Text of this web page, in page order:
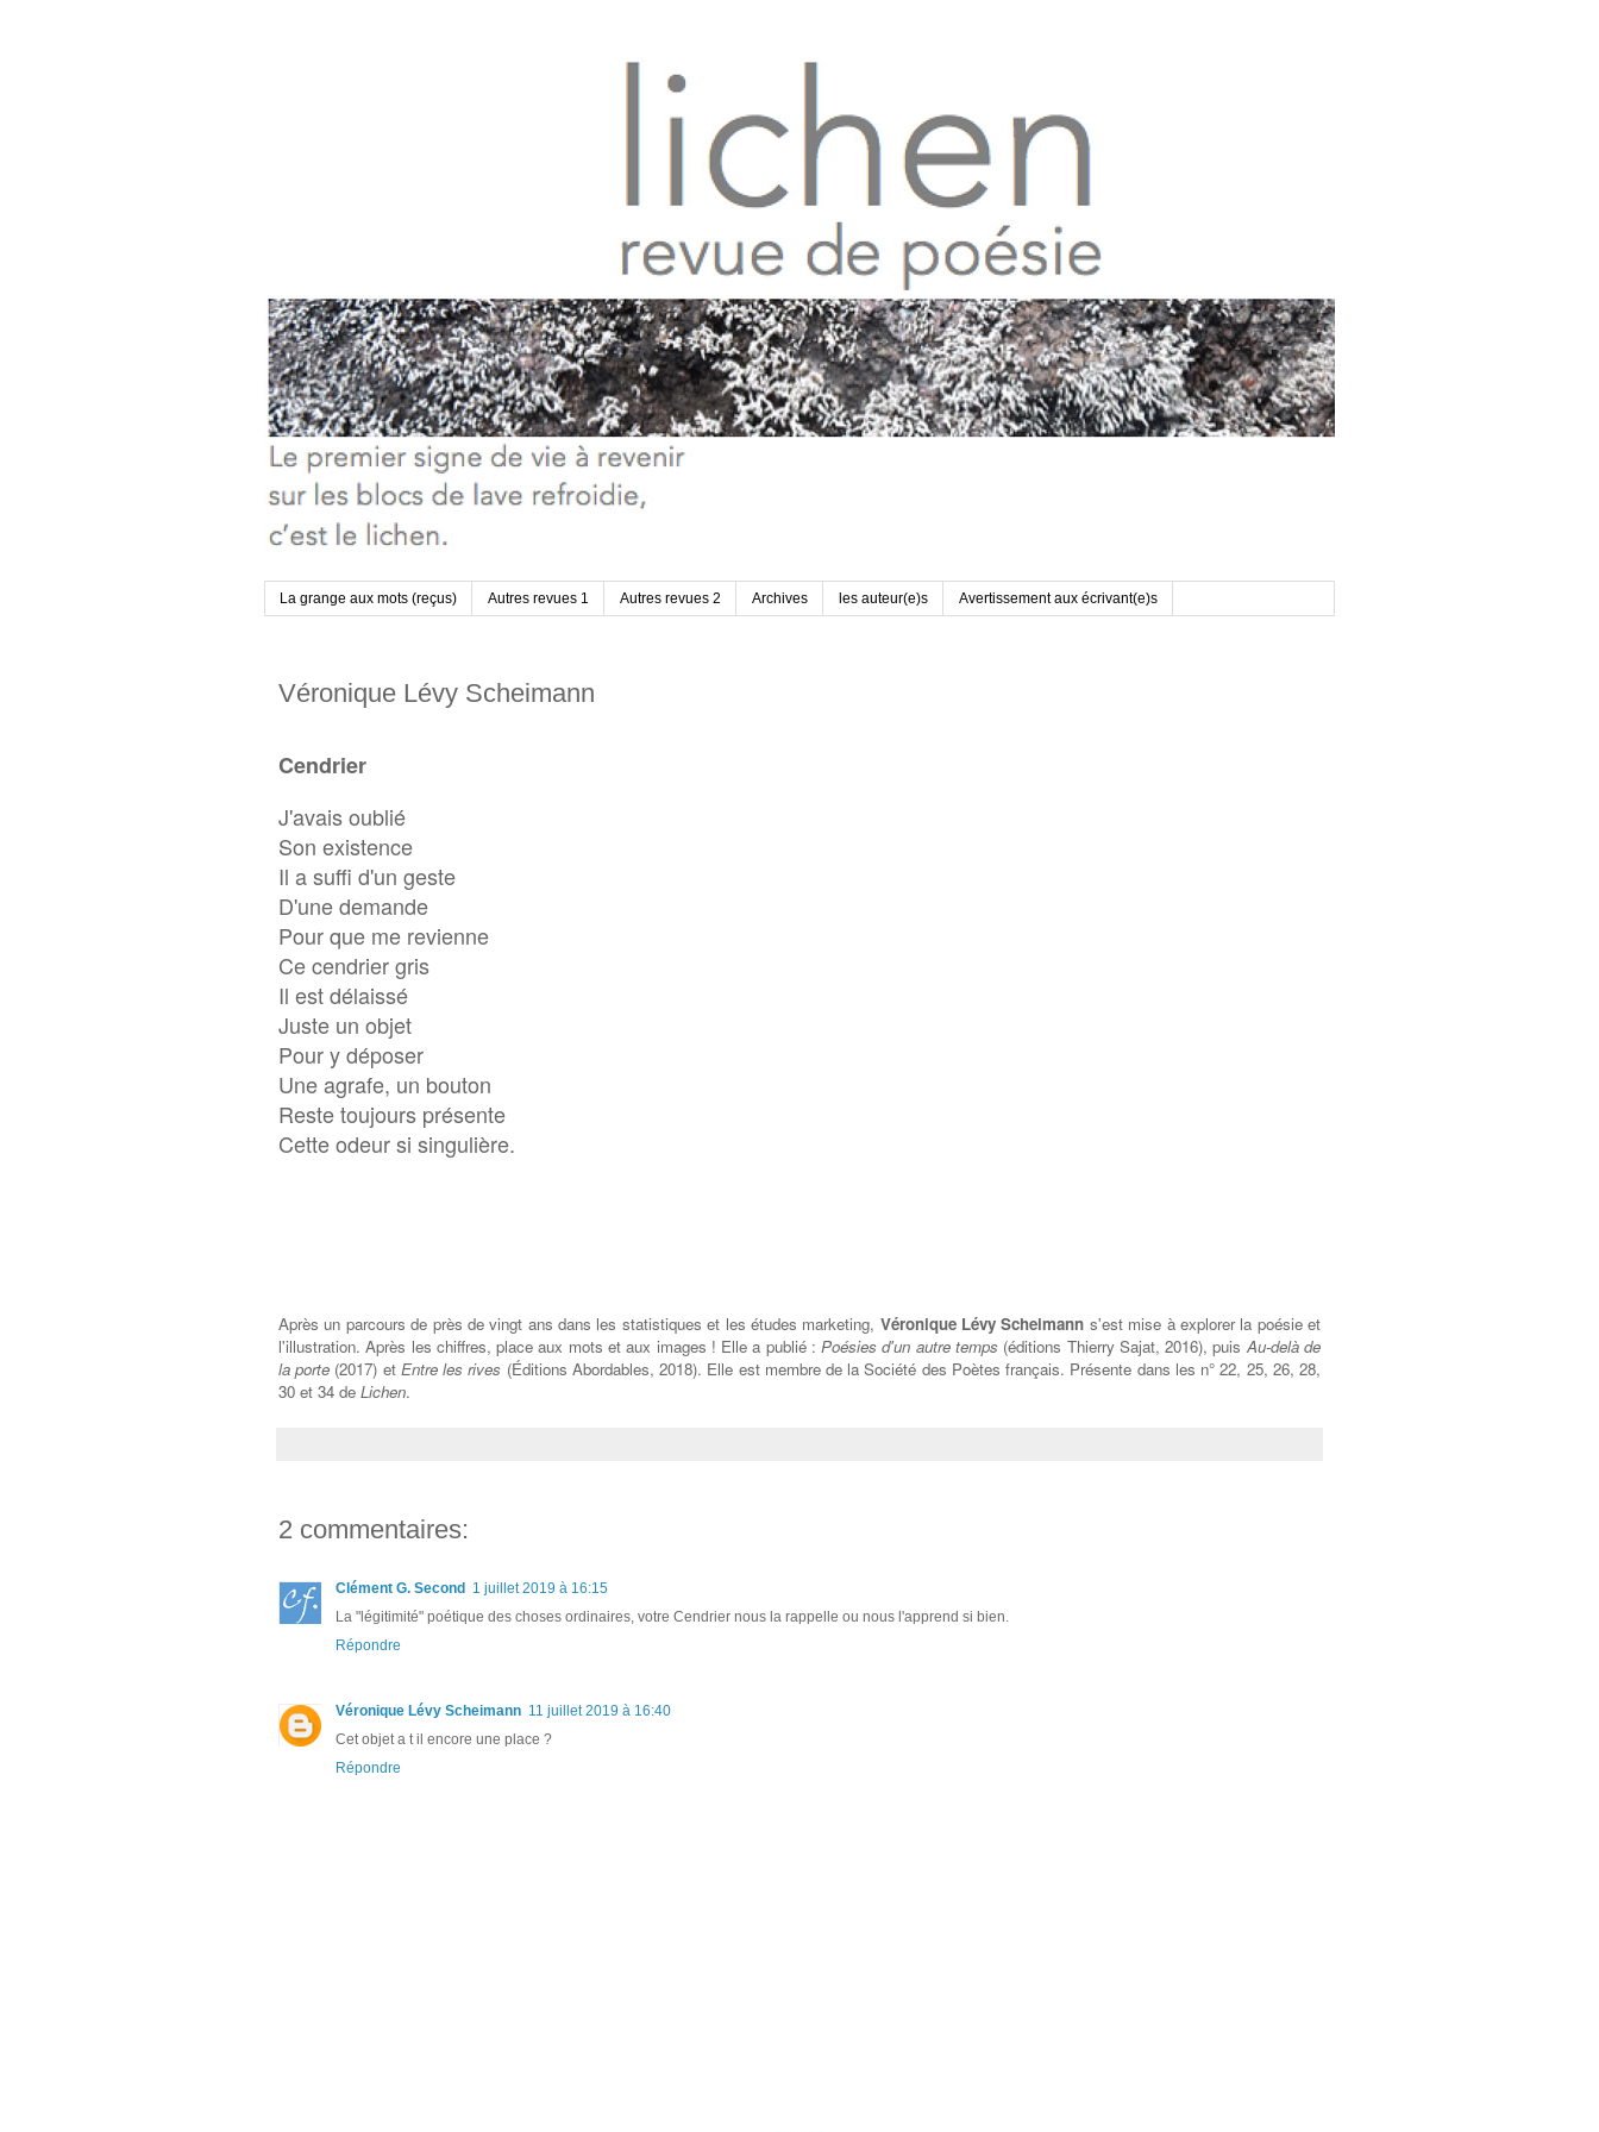
La grange aux mots (reçus) Autres revues 1 Autres revues 2 Archives les auteur(e)s Avertissement aux écrivant(e)s
Véronique Lévy Scheimann
Cendrier
J'avais oublié
Son existence
Il a suffi d'un geste
D'une demande
Pour que me revienne
Ce cendrier gris
Il est délaissé
Juste un objet
Pour y déposer
Une agrafe, un bouton
Reste toujours présente
Cette odeur si singulière.
Après un parcours de près de vingt ans dans les statistiques et les études marketing, Véronique LévyScheimann s'est mise à explorer la poésie et
l'illustration. Après les chiffres, place aux mots et aux images ! Elle a publié :Poésies d'un autre temps (éditions Thierry Sajat, 2016), puisAu-delà de
la porte (2017) et Entre les rives (Éditions Abordables, 2018). Elle est membre de la Société des Poètes français. Présente dans les n° 22, 25, 26, 28,
30 et 34 de Lichen.
2 commentaires:
Clément G. Second
1 juillet 2019 à 16:15
La "légitimité" poétique des choses ordinaires, votre Cendrier nous la rappelle ou nous l'apprend si bien.
Répondre
Véronique Lévy Scheimann 11 juillet 2019 à 16:40
Cet objet a t il encore une place ?
Répondre